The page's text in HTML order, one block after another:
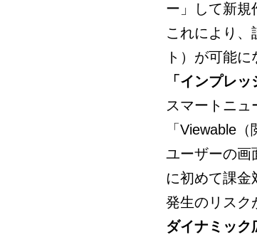
ー」して新規
これにより、
ト）が可能に
「インプレ
スマートニュ
「Viewable
ユーザーの画
に初めて課金
発生のリスク
ダイナミッ